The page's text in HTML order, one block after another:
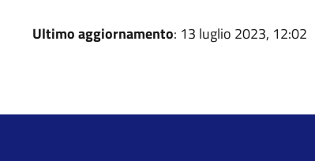
Ultimo aggiornamento: 13 luglio 2023, 12:02